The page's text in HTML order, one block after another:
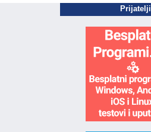
Prijatelji